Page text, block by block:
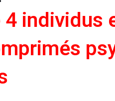
individus